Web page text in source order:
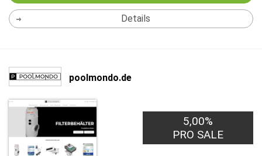
Details
poolmondo.de
5,00%
PRO SALE